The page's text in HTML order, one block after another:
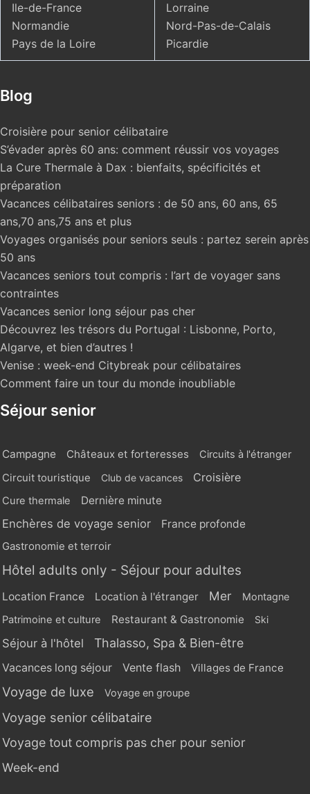
Ile-de-France
Normandie
Pays de la Loire
Lorraine
Nord-Pas-de-Calais
Picardie
Blog
Croisière pour senior célibataire
S’évader après 60 ans: comment réussir vos voyages
La Cure Thermale à Dax : bienfaits, spécificités et
préparation
Vacances célibataires seniors : de 50 ans, 60 ans, 65
ans,70 ans,75 ans et plus
Voyages organisés pour seniors seuls : partez serein après
50 ans
Vacances seniors tout compris : l’art de voyager sans
contraintes
Vacances senior long séjour pas cher
Découvrez les trésors du Portugal : Lisbonne, Porto,
Algarve, et bien d’autres !
Venise : week-end Citybreak pour célibataires
Comment faire un tour du monde inoubliable
Séjour senior
Campagne Châteaux et forteresses
Circuits à l'étranger
Circuit touristique
Club de vacances Croisière
Cure thermale Dernière minute
Enchères de voyage senior
France profonde
Gastronomie et terroir
Hôtel adults only - Séjour pour adultes
Location France Location à l'étranger Mer Montagne
Patrimoine et culture Restaurant & Gastronomie Ski
Séjour à l'hôtel Thalasso, Spa & Bien-être
Vacances long séjour Vente flash Villages de France
Voyage de luxe Voyage en groupe
Voyage senior célibataire
Voyage tout compris pas cher pour senior
Week-end